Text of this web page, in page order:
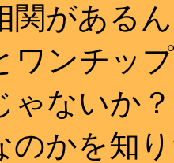
関がある
ワンチッ
ゃないか
のかを知